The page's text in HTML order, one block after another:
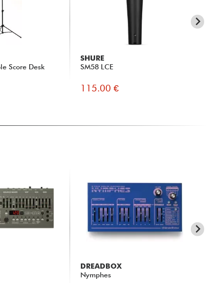
Score Desk
SHURE
SM58 LCE
115.00 €
DREADBOX
Nymphes